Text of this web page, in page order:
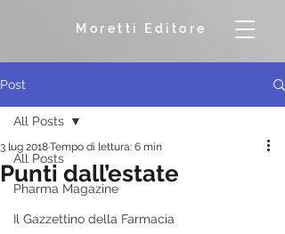
Moretti Editore
Post
All Posts
Pharma Magazine
Il Gazzettino della Farmacia
All Posts
Punti dall’estate
3 lug 2018Tempo di lettura: 6 min